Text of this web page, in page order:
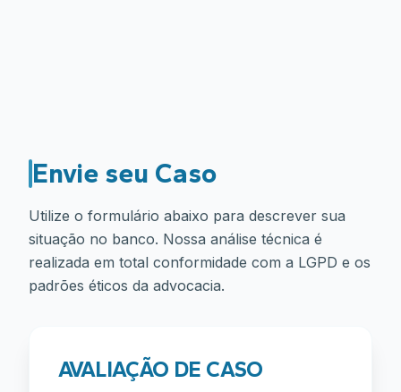
Envie seu Caso
Utilize o formulário abaixo para descrever sua
situação no banco. Nossa análise técnica é
realizada em total conformidade com a LGPD e os
padrões éticos da advocacia.
AVALIAÇÃO DE CASO